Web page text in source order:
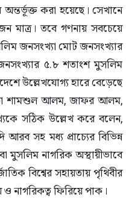
করা হয়েছে। সেখানে
মাত্র। তবে গণনায় সবচেয়ে
জনসংখ্যা মোট জনসংখ্যার
৫.৮ শতাংশ মুসলিম
উল্লেখযোগ্য হারে বেড়েছে
শামশুল আলম, জাফর আলম,
সঠিক উল্লেখ করে বলেন,
আরব সহ মধ্য প্রাচ্যের বিভিন্ন
নাগরিক অস্থায়ীভাবে
বিশ্বের সহায়তায় পৃথিবীর
ও নাগরিকত্ব ফিরিয়ে পাক।